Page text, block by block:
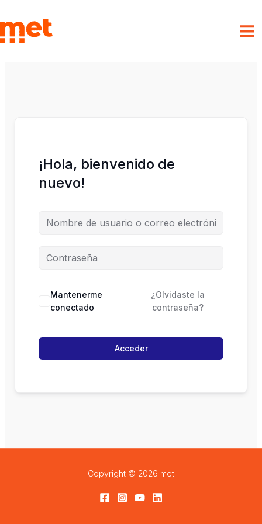
al
contenido
¡Hola, bienvenido de
nuevo!
Mantenerme
conectado
¿Olvidaste la
contraseña?
Acceder
Copyright © 2026 met